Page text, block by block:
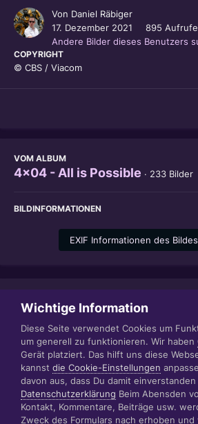
Von Daniel Räbiger
17. Dezember 2021
895 Aufrufe
Andere Bilder dieses Benutzers
COPYRIGHT
© CBS / Viacom
VOM ALBUM
4x04 - All is Possible · 233 Bilder
BILDINFORMATIONEN
EXIF Informationen des
Teilen
Datenschutzerklärung
© 1999 - 2022 RÄBIGER
www.raebiger.pro
Powered by Invision
Wichtige Information
Diese Seite verwendet Cookies um
um generell zu funktionieren. Wir haben
Gerät platziert. Das hilft uns diese
kannst die Cookie-Einstellungen
davon aus, dass Du damit
Datenschutzerklärung Beim Abensden
Kontakt, Kommentare, Beiträge usw.
Zweck des Formulars nach erhoben